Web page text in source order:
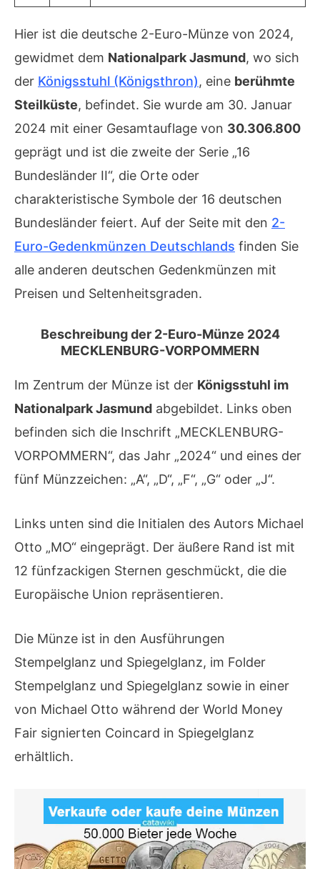
Hier ist die deutsche 2-Euro-Münze von 2024,
gewidmet dem Nationalpark Jasmund, wo sich
der Königsstuhl (Königsthron), eine berühmte
Steilküste, befindet. Sie wurde am 30. Januar
2024 mit einer Gesamtauflage von 30.306.800
geprägt und ist die zweite der Serie „16
Bundesländer II“, die Orte oder
charakteristische Symbole der 16 deutschen
Bundesländer feiert. Auf der Seite mit den 2-
Euro-Gedenkmünzen Deutschlands finden Sie
alle anderen deutschen Gedenkmünzen mit
Preisen und Seltenheitsgraden.
Beschreibung der 2-Euro-Münze 2024
MECKLENBURG-VORPOMMERN
Im Zentrum der Münze ist der Königsstuhl im
Nationalpark Jasmund abgebildet. Links oben
befinden sich die Inschrift „MECKLENBURG-
VORPOMMERN“, das Jahr „2024“ und eines der
fünf Münzzeichen: „A“, „D“, „F“, „G“ oder „J“.
Links unten sind die Initialen des Autors Michael
Otto „MO“ eingeprägt. Der äußere Rand ist mit
12 fünfzackigen Sternen geschmückt, die die
Europäische Union repräsentieren.
Die Münze ist in den Ausführungen
Stempelglanz und Spiegelglanz, im Folder
Stempelglanz und Spiegelglanz sowie in einer
von Michael Otto während der World Money
Fair signierten Coincard in Spiegelglanz
erhältlich.